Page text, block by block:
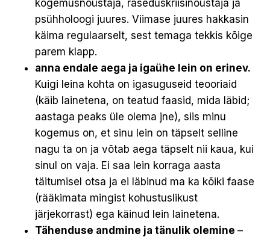
kogemusnõustaja, raseduskriisinõustaja ja
psühholoogi juures. Viimase juures hakkasin
käima regulaarselt, sest temaga tekkis kõige
parem klapp.
anna endale aega ja igaühe lein on erinev.
Kuigi leina kohta on igasuguseid teooriaid
(käib lainetena, on teatud faasid, mida läbid;
aastaga peaks üle olema jne), siis minu
kogemus on, et sinu lein on täpselt selline
nagu ta on ja võtab aega täpselt nii kaua, kui
sinul on vaja. Ei saa lein korraga aasta
täitumisel otsa ja ei läbinud ma ka kõiki faase
(rääkimata mingist kohustuslikust
järjekorrast) ega käinud lein lainetena.
Tähenduse andmine ja tänulik olemine –